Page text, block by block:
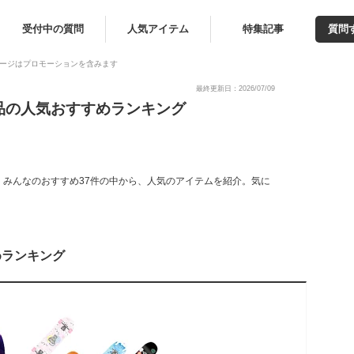
受付中の質問 人気アイテム 特集記事 質問
ジはプロモーションを含みます
最終更新日：2026/07/09
人気おすすめランキング
んなのおすすめ37件の中から、人気のアイテムを紹介。気に
ンキング